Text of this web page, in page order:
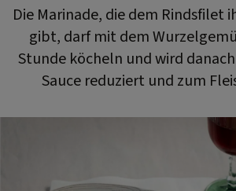
Die Marinade, die dem Rindsfilet
gibt, darf mit dem
Stunde köcheln und wird
Sauce reduziert und zum